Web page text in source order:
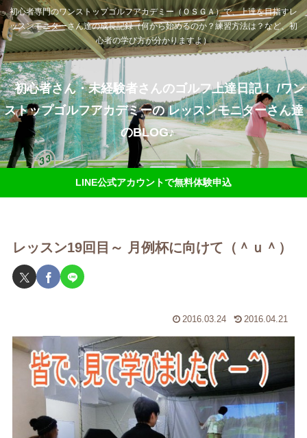
初心者専門のワンストップゴルフアカデミー（ＯＳＧＡ）で、上達を目指すレ
ッスンモニターさん達の成長記録（何から始めるのか？練習方法は？など、初
心者の学び方が分かりますよ）
初心者さん・未経験者さんのゴルフ上達日記！ /ワン
ストップゴルフアカデミーの レッスンモニターさん達
のBLOG♪
LINE公式アカウントで無料体験申込
レッスン19回目～ 月例杯に向けて（＾ｕ＾）
2016.03.24 2016.04.21